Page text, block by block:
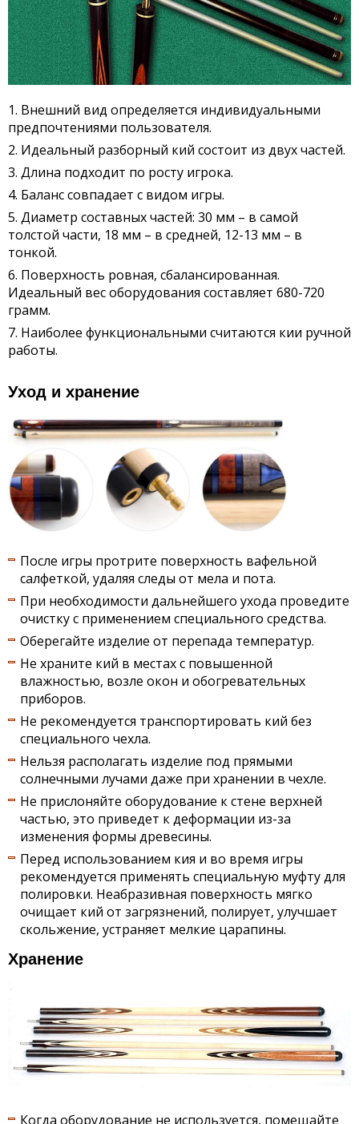
Внешний вид определяется индивидуальными
предпочтениями пользователя.
Идеальный разборный кий состоит из двух частей.
Длина подходит по росту игрока.
Баланс совпадает с видом игры.
Диаметр составных частей: 30 мм – в самой
толстой части, 18 мм – в средней, 12-13 мм – в
тонкой.
Поверхность ровная, сбалансированная.
Идеальный вес оборудования составляет 680-720
грамм.
Наиболее функциональными считаются кии ручной
работы.
Уход и хранение
После игры протрите поверхность вафельной
салфеткой, удаляя следы от мела и пота.
При необходимости дальнейшего ухода проведите
очистку с применением специального средства.
Оберегайте изделие от перепада температур.
Не храните кий в местах с повышенной
влажностью, возле окон и обогревательных
приборов.
Не рекомендуется транспортировать кий без
специального чехла.
Нельзя располагать изделие под прямыми
солнечными лучами даже при хранении в чехле.
Не прислоняйте оборудование к стене верхней
частью, это приведет к деформации из-за
изменения формы древесины.
Перед использованием кия и во время игры
рекомендуется применять специальную муфту для
полировки. Неабразивная поверхность мягко
очищает кий от загрязнений, полирует, улучшает
скольжение, устраняет мелкие царапины.
Хранение
Когда оборудование не используется, помещайте